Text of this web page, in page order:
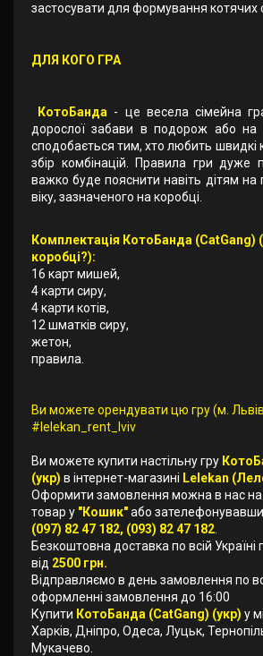
застосувати для формування котячих
ДЛЯ КОГО ГРА
КотоБанда - це весела сімейна
дорослої забави в подорож або на
сподобається тим, хто любить швидкі
збір комбінацій. Правила гри дуже
важко буде пояснити навіть дітям
віку, зазначеного на коробці.
Комплектація КотоБанда (CatGang)
коробці?):
16 карт мишей,
4 карти сиру,
4 карти котів,
12 шматків сиру,
жетон,
правила.
Ви можете орендувати цю гру (м.
#lelekan_rent_lviv
Ви можете купити настільну гру
(укр) в інтернет-магазині Lelekan
Оформити замовлення можна в нас на
товар у "Кошик"або
(097) 82 47 182, (093) 82 47 182
Безкоштовна доставка по всій Україні
від 2500 грн.
Відправляємо в день замовлення по
оформленні замовлення до 16:00
Купити КотоБанда (CatGang) (укр) у
Харків, Дніпро, Одеса, Луцьк,
Мукачево.